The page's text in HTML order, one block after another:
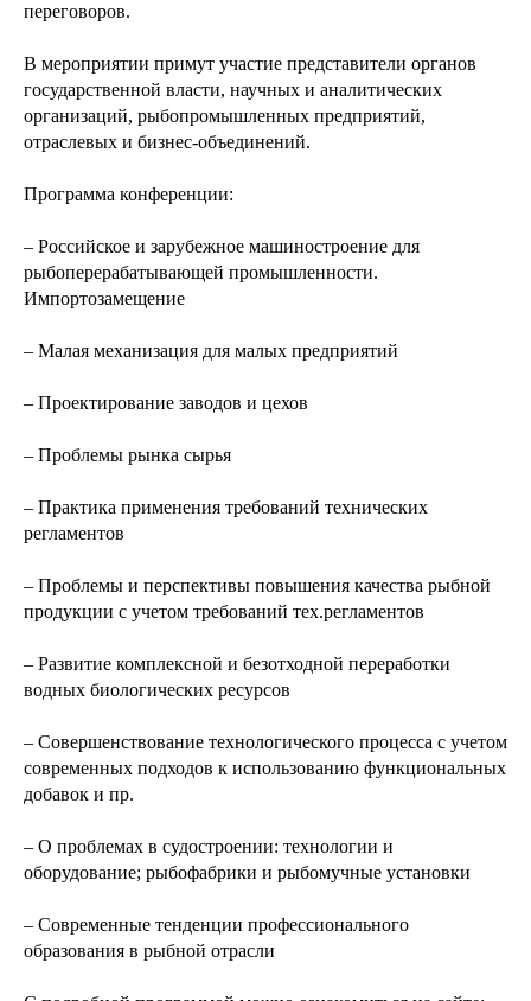
переговоров.
В мероприятии примут участие представители органов
государственной власти, научных и аналитических
организаций, рыбопромышленных предприятий,
отраслевых и бизнес-объединений.
Программа конференции:
– Российское и зарубежное машиностроение для
рыбоперерабатывающей промышленности.
Импортозамещение
– Малая механизация для малых предприятий
– Проектирование заводов и цехов
– Проблемы рынка сырья
– Практика применения требований технических
регламентов
– Проблемы и перспективы повышения качества рыбной
продукции с учетом требований тех.регламентов
– Развитие комплексной и безотходной переработки
водных биологических ресурсов
– Совершенствование технологического процесса с учетом
современных подходов к использованию функциональных
добавок и пр.
– О проблемах в судостроении: технологии и
оборудование; рыбофабрики и рыбомучные установки
– Современные тенденции профессионального
образования в рыбной отрасли